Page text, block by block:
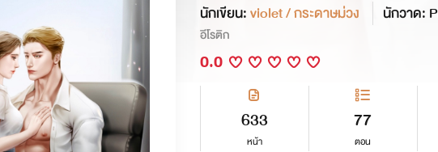
นักเขียน:violet / กระดาษม่วง นักวาด:
อีโรติก
0.0
633
หน้า
77
ตอน